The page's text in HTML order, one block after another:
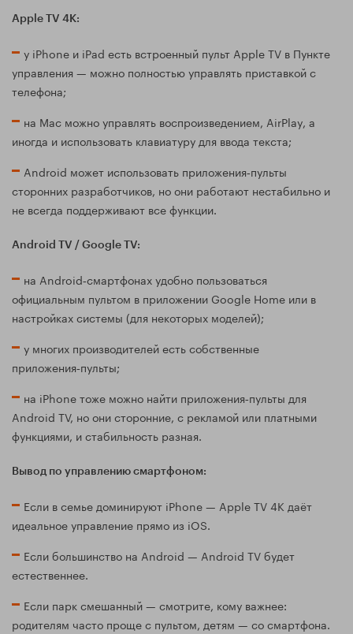
Apple TV 4K:
у iPhone и iPad есть встроенный пульт Apple TV в Пункте
управления — можно полностью управлять приставкой с
телефона;
на Mac можно управлять воспроизведением, AirPlay, а
иногда и использовать клавиатуру для ввода текста;
Android может использовать приложения‑пульты
сторонних разработчиков, но они работают нестабильно и
не всегда поддерживают все функции.
Android TV / Google TV:
на Android‑смартфонах удобно пользоваться
официальным пультом в приложении Google Home или в
настройках системы (для некоторых моделей);
у многих производителей есть собственные
приложения‑пульты;
на iPhone тоже можно найти приложения‑пульты для
Android TV, но они сторонние, с рекламой или платными
функциями, и стабильность разная.
Вывод по управлению смартфоном:
Если в семье доминируют iPhone — Apple TV 4K даёт
идеальное управление прямо из iOS.
Если большинство на Android — Android TV будет
естественнее.
Если парк смешанный — смотрите, кому важнее:
родителям часто проще с пультом, детям — со смартфона.